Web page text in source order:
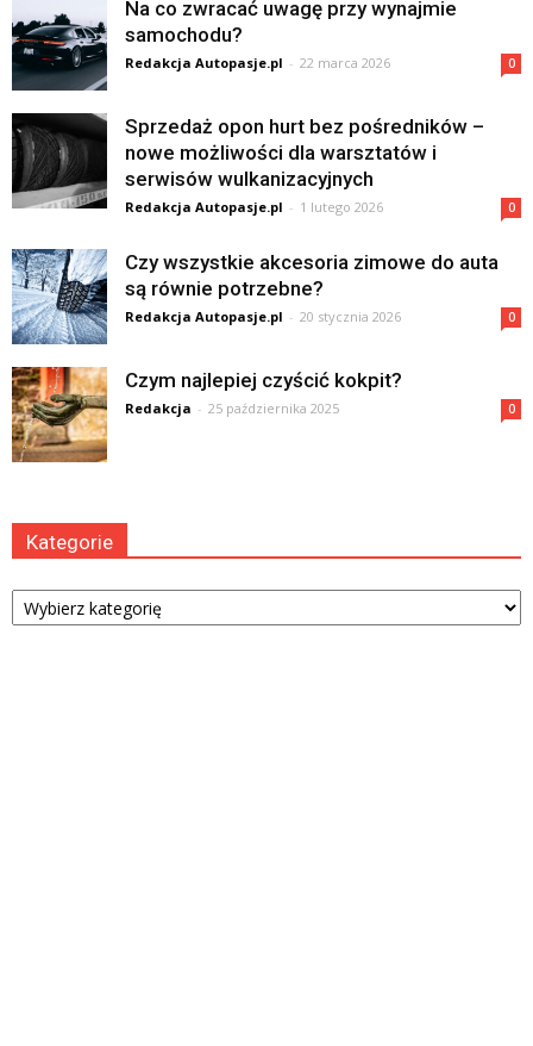
Na co zwracać uwagę przy wynajmie
samochodu?
Redakcja Autopasje.pl - 22 marca 2026 0
Sprzedaż opon hurt bez pośredników –
nowe możliwości dla warsztatów i
serwisów wulkanizacyjnych
Redakcja Autopasje.pl - 1 lutego 2026 0
Czy wszystkie akcesoria zimowe do auta
są równie potrzebne?
Redakcja Autopasje.pl - 20 stycznia 2026 0
Czym najlepiej czyścić kokpit?
Redakcja - 25 października 2025 0
Kategorie
Kategorie